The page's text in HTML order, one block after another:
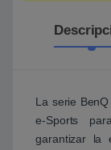
La serie
e-Sports
garantizar la